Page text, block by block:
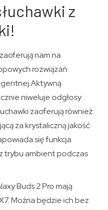
z
nam na
rozwiązań.
Aktywną
niweluje odgłosy
zaoferują również
za krystaliczną jakość
się funkcja
trybu ambient podczas
Buds 2 Pro mają
Można będzie ich bez